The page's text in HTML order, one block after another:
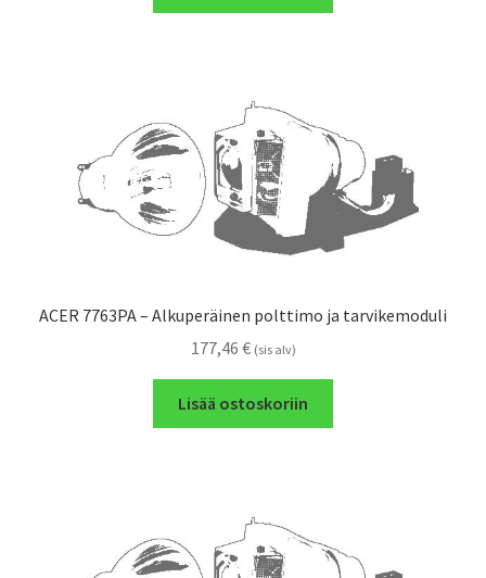
ACER 7763PA – Alkuperäinen polttimo ja tarvikemoduli
177,46 € (sis alv)
Lisää ostoskoriin